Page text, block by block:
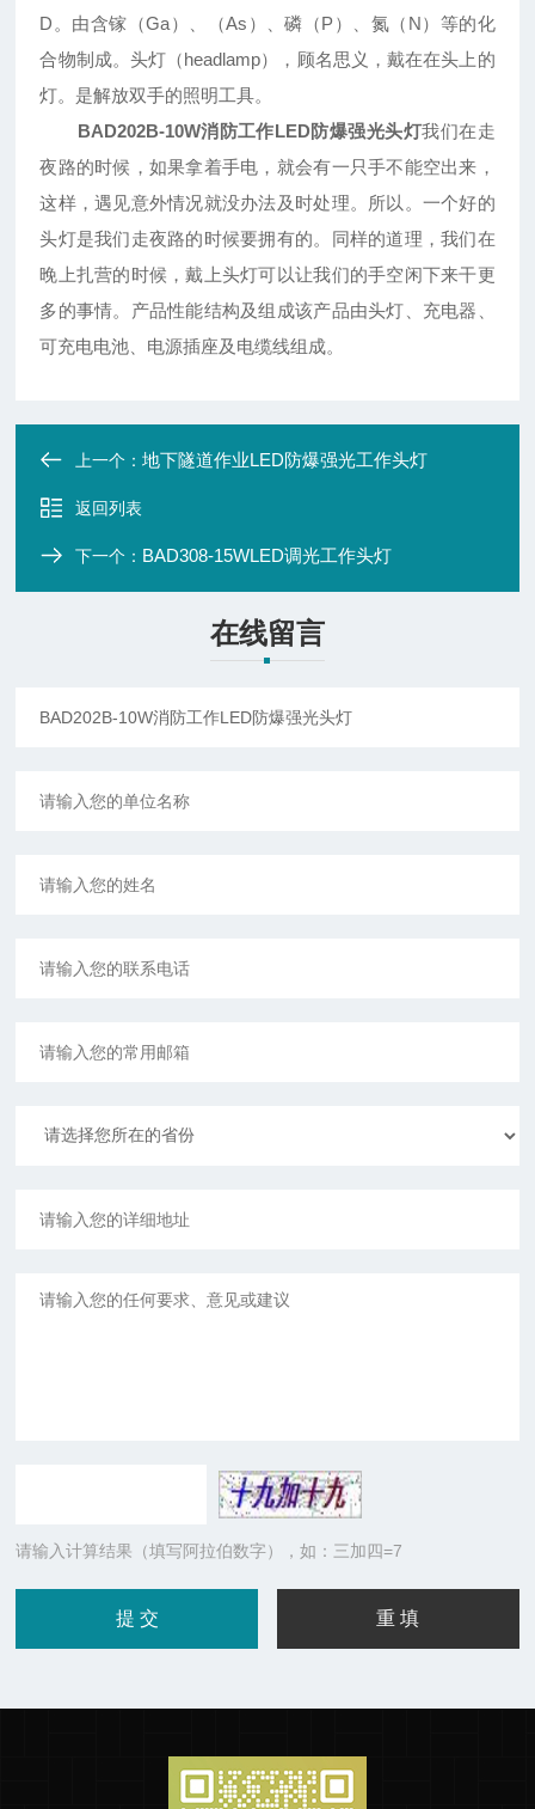
D。由含镓（Ga）、（As）、磷（P）、氮（N）等的化
合物制成。头灯（headlamp），顾名思义，戴在在头上的
灯。是解放双手的照明工具。
BAD202B-10W消防工作LED防爆强光头灯我们在走
夜路的时候，如果拿着手电，就会有一只手不能空出来，
这样，遇见意外情况就没办法及时处理。所以。一个好的
头灯是我们走夜路的时候要拥有的。同样的道理，我们在
晚上扎营的时候，戴上头灯可以让我们的手空闲下来干更
多的事情。产品性能结构及组成该产品由头灯、充电器、
可充电电池、电源插座及电缆线组成。
上一个：地下隧道作业LED防爆强光工作头灯
返回列表
下一个： BAD308-15WLED调光工作头灯
在线留言
请输入计算结果（填写阿拉伯数字），如：三加四=7